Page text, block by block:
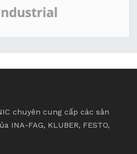
chuyên cung cấp các sản
INA-FAG, KLUBER, FESTO,